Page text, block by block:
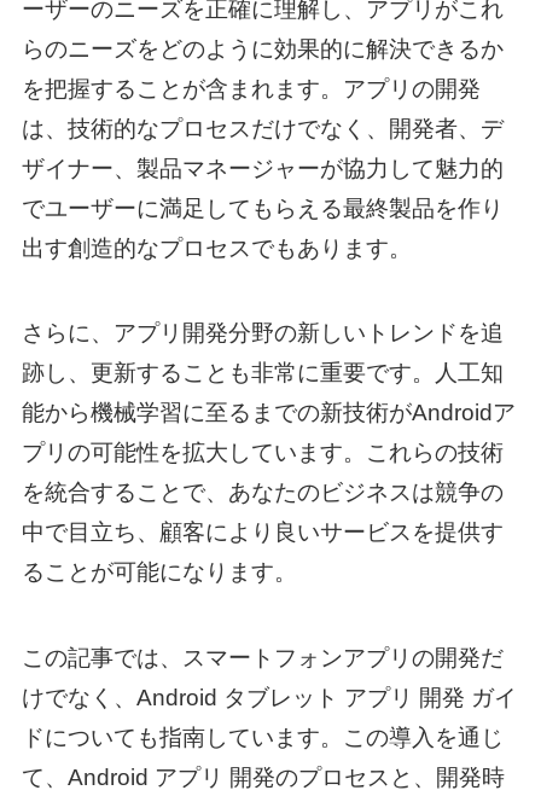
ーザーのニーズを正確に理解し、アプリがこれ
らのニーズをどのように効果的に解決できるか
を把握することが含まれます。アプリの開発
は、技術的なプロセスだけでなく、開発者、デ
ザイナー、製品マネージャーが協力して魅力的
でユーザーに満足してもらえる最終製品を作り
出す創造的なプロセスでもあります。
さらに、アプリ開発分野の新しいトレンドを追
跡し、更新することも非常に重要です。人工知
能から機械学習に至るまでの新技術がAndroidア
プリの可能性を拡大しています。これらの技術
を統合することで、あなたのビジネスは競争の
中で目立ち、顧客により良いサービスを提供す
ることが可能になります。
この記事では、スマートフォンアプリの開発だ
けでなく、 Android タブレット アプリ 開発 ガイ
ドについても指南しています。この導入を通じ
て、 Android アプリ 開発のプロセスと、開発時